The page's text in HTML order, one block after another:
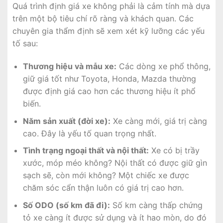
Quá trình định giá xe không phải là cảm tính mà dựa
trên một bộ tiêu chí rõ ràng và khách quan. Các
chuyên gia thẩm định sẽ xem xét kỹ lưỡng các yếu
tố sau:
Thương hiệu và mẫu xe: Các dòng xe phổ thông,
giữ giá tốt như Toyota, Honda, Mazda thường
được định giá cao hơn các thương hiệu ít phổ
biến.
Năm sản xuất (đời xe): Xe càng mới, giá trị càng
cao. Đây là yếu tố quan trọng nhất.
Tình trạng ngoại thất và nội thất: Xe có bị trầy
xước, móp méo không? Nội thất có được giữ gìn
sạch sẽ, còn mới không? Một chiếc xe được
chăm sóc cẩn thận luôn có giá trị cao hơn.
Số ODO (số km đã đi): Số km càng thấp chứng
tỏ xe càng ít được sử dụng và ít hao mòn, do đó